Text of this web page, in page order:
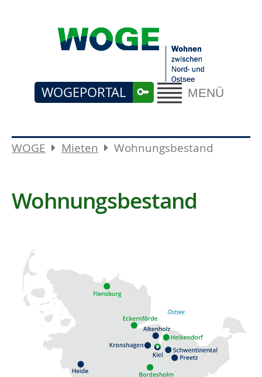
MENÜ
WOGEPORTAL
WOGE Mieten Wohnungsbestand
Wohnungsbestand